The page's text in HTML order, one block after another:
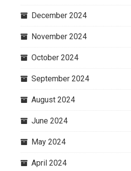
December 2024
November 2024
October 2024
September 2024
August 2024
June 2024
May 2024
April 2024